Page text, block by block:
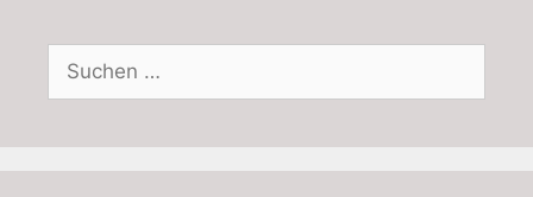
Suchen
nach: